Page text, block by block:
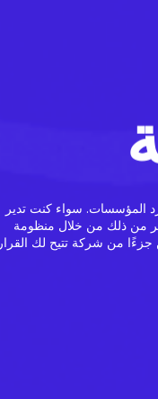
المؤسسات. سواء كنت تدير
من ذلك من خلال منظومة
جزءًا من شركة تتيح لك القرار